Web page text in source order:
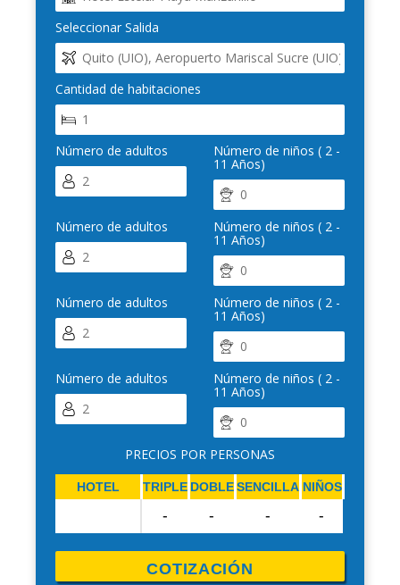
Seleccionar Salida
Cantidad de habitaciones
Número de adultos Número de niños ( 2 -
11 Años)
Número de adultos Número de niños ( 2 -
11 Años)
Número de adultos Número de niños ( 2 -
11 Años)
Número de adultos Número de niños ( 2 -
11 Años)
PRECIOS POR PERSONAS
HOTEL TRIPLE DOBLESENCILLA NIÑOS
- - - -
COTIZACIÓN